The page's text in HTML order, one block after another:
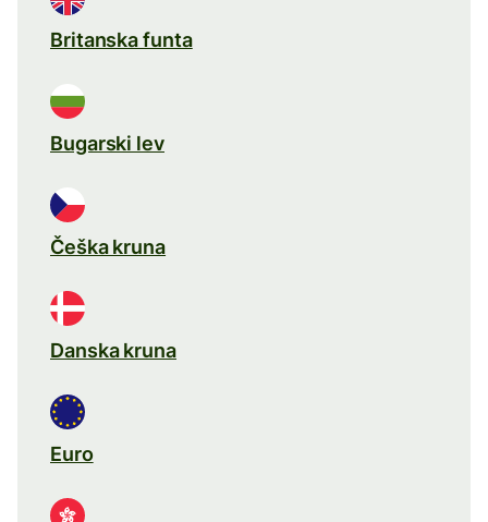
Britanska funta
Bugarski lev
Češka kruna
Danska kruna
Euro